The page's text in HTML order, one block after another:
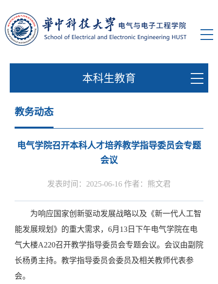
本科生教育
教务动态
电气学院召开本科人才培养教学指导委员会专题
会议
发表时间：2025-06-16 作者：熊文君
为响应国家创新驱动发展战略以及《新一代人工智
能发展规划》的重大需求， 6月13日下午电气学院在电
气大楼A220召开教学指导委员会专题会议。会议由副院
长杨勇主持。教学指导委员会委员及相关教师代表参
会。